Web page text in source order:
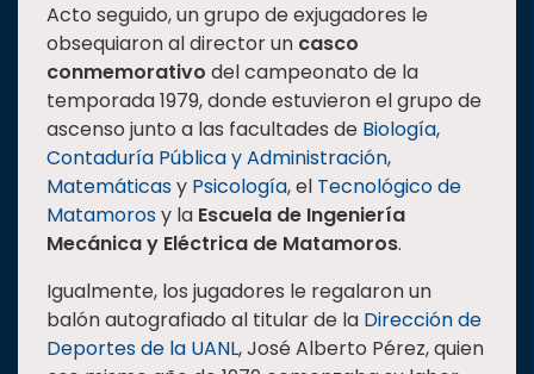
Acto seguido, un grupo de exjugadores le
obsequiaron al director un casco
conmemorativo del campeonato de la
temporada 1979, donde estuvieron el grupo de
ascenso junto a las facultades de Biología,
Contaduría Pública y Administración,
Matemáticasy Psicología, el Tecnológico de
Matamorosy la Escuela de Ingeniería
Mecánica y Eléctrica de Matamoros.
Igualmente, los jugadores le regalaron un
balón autografiado al titular de la Dirección de
Deportes de la UANL, José Alberto Pérez, quien